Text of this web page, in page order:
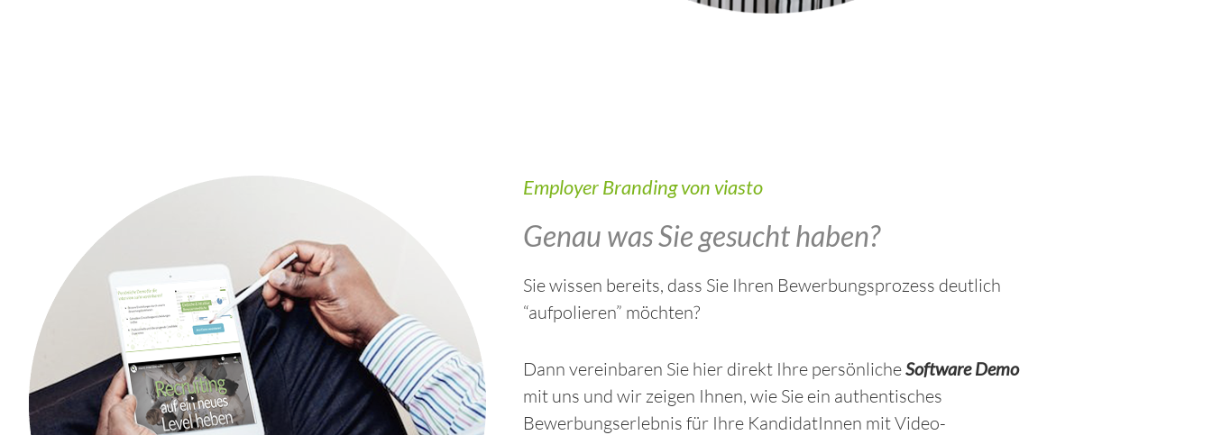
Employer Branding von viasto
Genau was Sie gesucht haben?
Sie wissen bereits, dass Sie Ihren Bewerbungsprozess deutlich
“aufpolieren” möchten?
Dann vereinbaren Sie hier direkt Ihre persönlicheSoftware Demo
mit uns und wir zeigen Ihnen, wie Sie ein authentisches
Bewerbungserlebnis für Ihre KandidatInnen mit Video-